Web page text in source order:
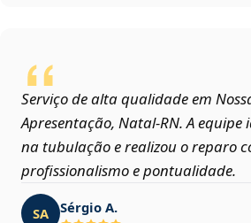
Serviço de alta qualidade em
Apresentação, Natal‑RN. A
na tubulação e realizou o reparo
profissionalismo e pontualidade.
SA Sérgio A.